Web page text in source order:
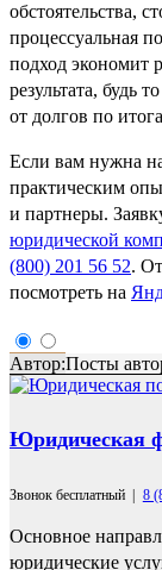
обстоятельства,
процессуальная
подход экономит
результата, будь
от долгов по
Если вам нужна
практическим
и партнеры.
юридической
(800) 201 56 52.
посмотреть на
Автор:Посты
Юридическая
Звонок бесплатный | 8
Основное
юридические